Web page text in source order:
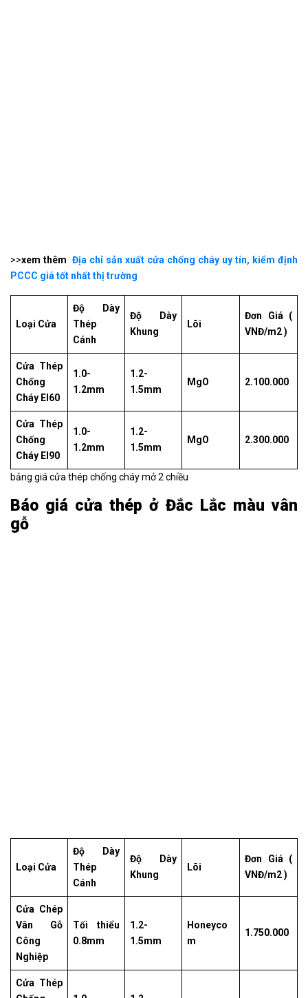
>>xem thêm Địa chỉ sản xuất cửa chống cháy uy tín, kiểm định
PCCC giá tốt nhất thị trường
Loại Cửa
Độ Dày
Thép
Cánh
Độ Dày
Khung
Lõi
Đơn Giá (
VNĐ/m2 )
Cửa Thép
Chống
Cháy EI60
1.0-
1.2mm
1.2-
1.5mm
MgO 2.100.000
Cửa Thép
Chống
Cháy EI90
1.0-
1.2mm
1.2-
1.5mm
MgO 2.300.000
bảng giá cửa thép chống cháy mở 2 chiều
Báo giá cửa thép ở Đắc Lắc màu vân
gỗ
Loại Cửa
Độ Dày
Thép
Cánh
Độ Dày
Khung
Lõi
Đơn Giá (
VNĐ/m2 )
Cửa Chép
Vân Gỗ
Công
Nghiệp
Tối thiểu
0.8mm
1.2-
1.5mm
Honeyco
m
1.750.000
Cửa Thép